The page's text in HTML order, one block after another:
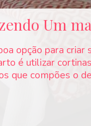
Um
opção para criar
é utilizar
que compões o